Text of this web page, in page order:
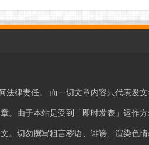
律责任。 而一切文章内容只代表发
。由于本站是受到「即时发表」运作
切勿撰写粗言秽语、诽谤、渲染色情